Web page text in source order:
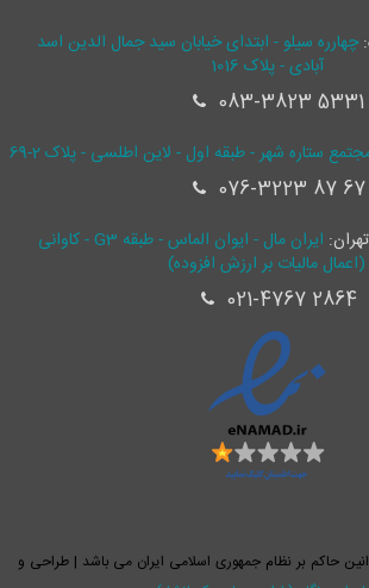
چهارره سیلو - ابتدای خیابان سید جمال ‌الدین اسد
آبادی - پلاک 1016
083-3823 5331
ستاره شهر - طبقه اول - لاین اطلسی - پلاک 2-69
076-3223 87 67
ایران مال - ایوان الماس - طبقه G3 - کاوانی
(اعمال مالیات بر ارزش افزوده)
021-4767 2864
حاکم بر نظام جمهوری اسلامی ایران می باشد | طراحی و